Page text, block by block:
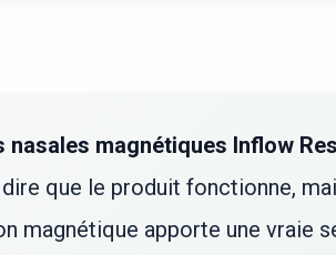
nasales magnétiques Inflow
que le produit fonctionne,
magnétique apporte une vraie